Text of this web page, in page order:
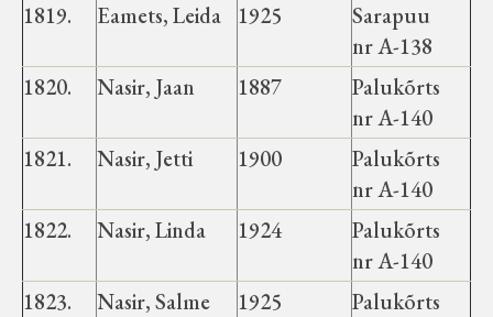
1819.
Eamets, Leida 1925
Sarapuu
nr A-138
1820.
Nasir, Jaan 1887
Palukõrts
nr A-140
1821.
Nasir, Jetti 1900
Palukõrts
nr A-140
1822.
Nasir, Linda 1924
Palukõrts
nr A-140
1823.
Nasir, Salme 1925
Palukõrts